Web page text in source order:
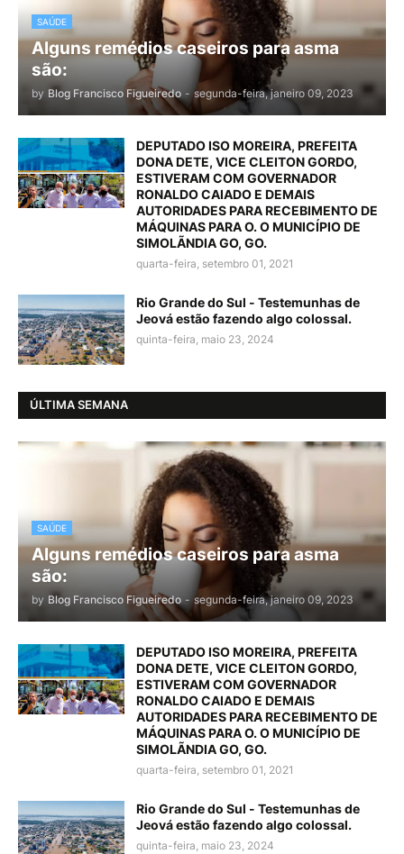
SAÚDE
Alguns remédios caseiros para asma
são:
by Blog Francisco Figueiredo - segunda-feira, janeiro 09, 2023
DEPUTADO ISO MOREIRA, PREFEITA
DONA DETE, VICE CLEITON GORDO,
ESTIVERAM COM GOVERNADOR
RONALDO CAIADO E DEMAIS
AUTORIDADES PARA RECEBIMENTO DE
MÁQUINAS PARA O. O MUNICÍPIO DE
SIMOLÃNDIA GO, GO.
quarta-feira, setembro 01, 2021
Rio Grande do Sul - Testemunhas de
Jeová estão fazendo algo colossal.
quinta-feira, maio 23, 2024
ÚLTIMA SEMANA
SAÚDE
Alguns remédios caseiros para asma
são:
by Blog Francisco Figueiredo - segunda-feira, janeiro 09, 2023
DEPUTADO ISO MOREIRA, PREFEITA
DONA DETE, VICE CLEITON GORDO,
ESTIVERAM COM GOVERNADOR
RONALDO CAIADO E DEMAIS
AUTORIDADES PARA RECEBIMENTO DE
MÁQUINAS PARA O. O MUNICÍPIO DE
SIMOLÃNDIA GO, GO.
quarta-feira, setembro 01, 2021
Rio Grande do Sul - Testemunhas de
Jeová estão fazendo algo colossal.
quinta-feira, maio 23, 2024